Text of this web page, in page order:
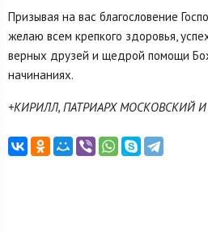
Призывая на вас благословение
желаю всем крепкого здоровья,
верных друзей и щедрой помощи
начинаниях.
+КИРИЛЛ, ПАТРИАРХ МОСКОВСКИЙ И